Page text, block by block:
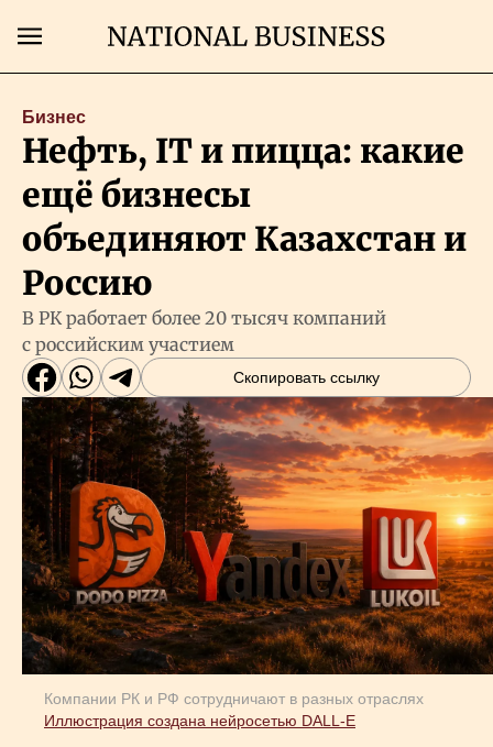
Главная
Экономика
Бизнес
Рынки
Технологии
Власть
Геополитика
Исследования
Люди
Бизнес
Нефть, IT и пицца: какие
ещё бизнесы
объединяют Казахстан и
Россию
В РК работает более 20 тысяч компаний
с российским участием
Скопировать ссылку
Компании РК и РФ сотрудничают в разных отраслях
Иллюстрация создана нейросетью DALL-E